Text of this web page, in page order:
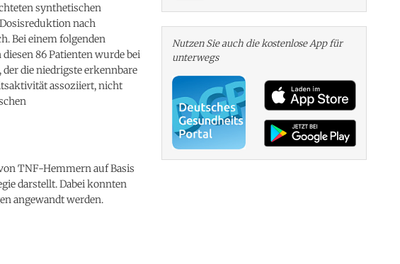
synthetischen
nach
Bei einem folgenden
86 Patienten wurde bei
die niedrigste erkennbare
assoziiert, nicht
TNF-Hemmern auf Basis
darstellt. Dabei konnten
angewandt werden.
Nutzen Sie auch die kosten­lose App für
unterwegs